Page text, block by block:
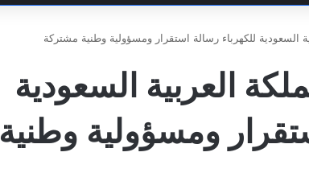
عن
السعودية للكهرباء رسالة استقرار ومسؤولية وطنية مشتركة
العربية السعودية
ومسؤولية وطنية